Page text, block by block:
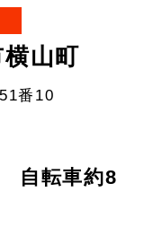
山町
番10
自転車約8